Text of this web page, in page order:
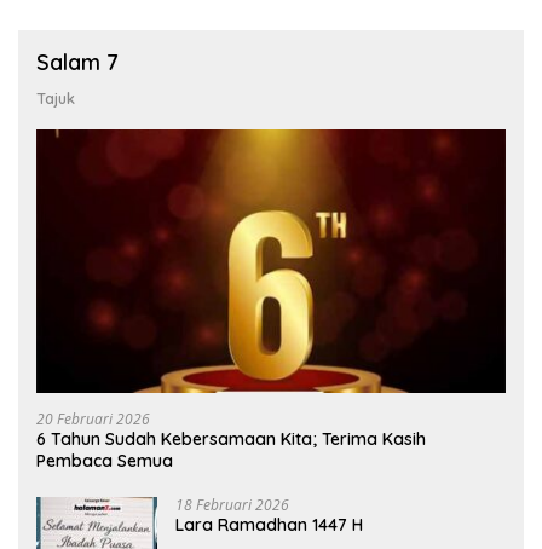
Salam 7
Tajuk
20 Februari 2026
6 Tahun Sudah Kebersamaan Kita; Terima Kasih
Pembaca Semua
18 Februari 2026
Lara Ramadhan 1447 H